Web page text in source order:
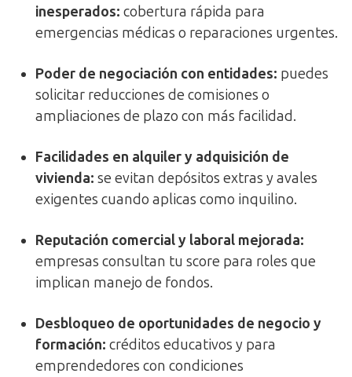
inesperados: cobertura rápida para
emergencias médicas o reparaciones urgentes.
Poder de negociación con entidades: puedes
solicitar reducciones de comisiones o
ampliaciones de plazo con más facilidad.
Facilidades en alquiler y adquisición de
vivienda: se evitan depósitos extras y avales
exigentes cuando aplicas como inquilino.
Reputación comercial y laboral mejorada:
empresas consultan tu score para roles que
implican manejo de fondos.
Desbloqueo de oportunidades de negocio y
formación: créditos educativos y para
emprendedores con condiciones